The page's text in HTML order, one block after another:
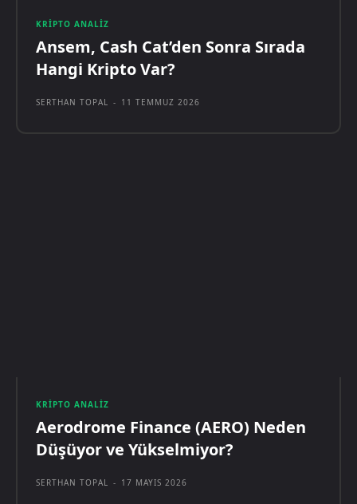
KRIPTO ANALIZ
Ansem, Cash Cat’den Sonra Sırada
Hangi Kripto Var?
SERTHAN TOPAL - 11 TEMMUZ 2026
KRIPTO ANALIZ
Aerodrome Finance (AERO) Neden
Düşüyor ve Yükselmiyor?
SERTHAN TOPAL - 17 MAYIS 2026